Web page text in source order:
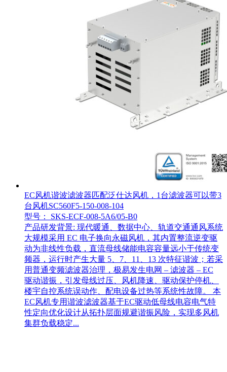
EC风机谐波滤波器匹配泛仕达风机，1台滤波器可以带3
台风机SC560F5-150-008-104
型号： SKS-ECF-008-5A6/05-B0
产品研发背景: 现代暖通、数据中心、轨道交通通风系统
大规模采用 EC 电子换向永磁风机，其内置整流逆变驱
动为非线性负载，直流母线储能电容容量远小于传统变
频器，运行时产生大量 5、7、11、13 次特征谐波；若采
用普通变频滤波器治理，极易发生电网 – 滤波器 – EC
驱动谐振，引发母线过压、风机降速、驱动保护停机、
楼宇自控系统误动作、配电设备过热等系统性故障。 本
EC风机专用谐波滤波器基于EC驱动低母线电容电气特
性定向优化设计从拓扑层面规避谐振风险，实现多风机
集群负载稳定...